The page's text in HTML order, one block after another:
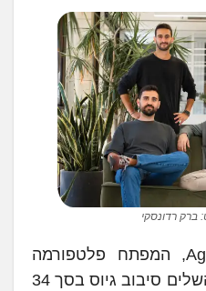
סטארטאפ הפינטק Agora, המפתח פלטפורמה
לניהול השקעות בנדל"ן, השלים סיבוב גיוס בסך 34